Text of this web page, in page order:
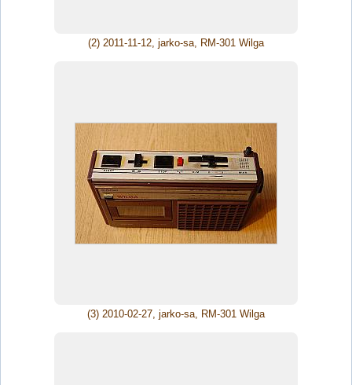
(2) 2011-11-12, jarko-sa, RM-301 Wilga
(3) 2010-02-27, jarko-sa, RM-301 Wilga